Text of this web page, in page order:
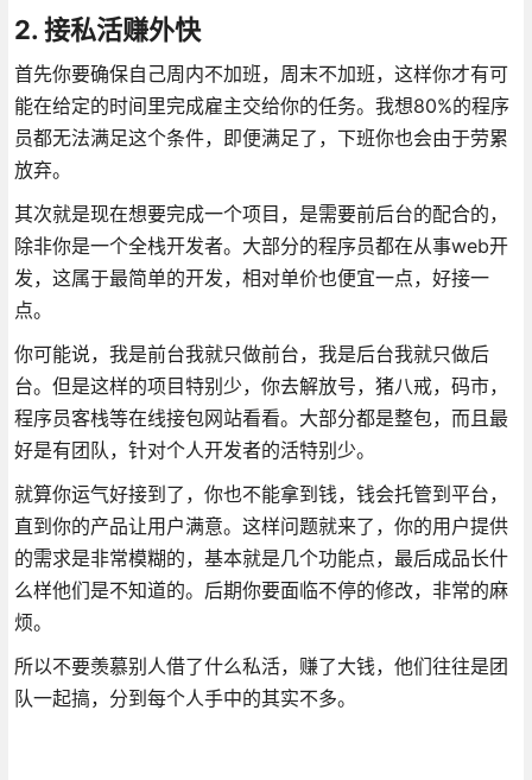
2. 接私活赚外快
首先你要确保自己周内不加班，周末不加班，这样你才有可
能在给定的时间里完成雇主交给你的任务。我想80%的程序
员都无法满足这个条件，即便满足了，下班你也会由于劳累
放弃。
其次就是现在想要完成一个项目，是需要前后台的配合的，
除非你是一个全栈开发者。大部分的程序员都在从事web开
发，这属于最简单的开发，相对单价也便宜一点，好接一
点。
你可能说，我是前台我就只做前台，我是后台我就只做后
台。但是这样的项目特别少，你去解放号，猪八戒，码市，
程序员客栈等在线接包网站看看。大部分都是整包，而且最
好是有团队，针对个人开发者的活特别少。
就算你运气好接到了，你也不能拿到钱，钱会托管到平台，
直到你的产品让用户满意。这样问题就来了，你的用户提供
的需求是非常模糊的，基本就是几个功能点，最后成品长什
么样他们是不知道的。后期你要面临不停的修改，非常的麻
烦。
所以不要羡慕别人借了什么私活，赚了大钱，他们往往是团
队一起搞，分到每个人手中的其实不多。